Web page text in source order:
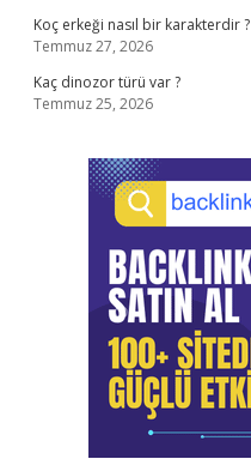
Koç erkeği nasıl bir karakterdir ?
Temmuz 27, 2026
Kaç dinozor türü var ?
Temmuz 25, 2026